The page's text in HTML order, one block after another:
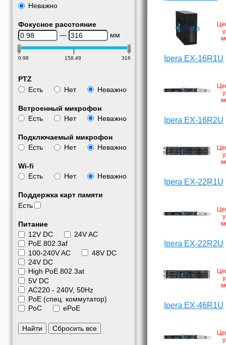
Неважно
Фокусное расстояние
—
мм
0.98 158.49 316
PTZ
Есть
Нет Неважно
Встроенный микрофон
Есть
Нет Неважно
Подключаемый микрофон
Есть
Нет Неважно
Wi-fi
Есть
Нет Неважно
Поддержка карт памяти
Есть
Питание
12V DC
24V AC
PoE 802.3af
100-240V AC
48V DC
24V DC
High PoE 802.3at
5V DC
АС220 - 240V, 50Hz
PoE (спец. коммутатор)
PoC
ePoE
Найти Сбросить все
Ipera EX-16R1U
Ipera EX-16R2U
Ipera EX-22R1U
Ipera EX-22R2U
Ipera EX-46R1U